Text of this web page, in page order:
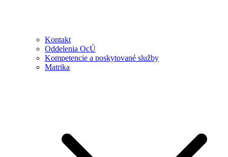
Kontakt
Oddelenia OcÚ
Kompetencie a poskytované služby
Matrika